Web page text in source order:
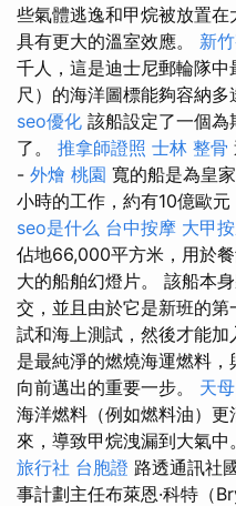
些氣體逃逸和甲烷被放置
具有更大的溫室效應。 新
千人，這是迪士尼郵輪隊
尺）的海洋圖標能夠容納多
seo優化 該船設定了一個
了。 推拿師證照 士林 整骨
- 外燴 桃園 寬的船是為皇
小時的工作，約有10億歐
seo是什么 台中按摩 大甲
佔地66,000平方米，用於
大的船舶幻燈片。 該船本
交，並且由於它是新班的
試和海上測試，然後才能加
是最純淨的燃燒海運燃料，
向前邁出的重要一步。 天
海洋燃料（例如燃料油）
來，導致甲烷洩漏到大氣中
旅行社 台胞證 路透通訊社
事計劃主任布萊恩·科特（